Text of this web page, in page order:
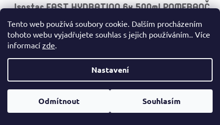
Tento web používá soubory cookie. Dalším procházením
tohoto webu vyjadřujete souhlas s jejich používáním.. Více
informací zde.
Nastavení
Odmítnout Souhlasím
Isostar FAST HYDRATION 6x 500ml POMERANČ
Výhodné